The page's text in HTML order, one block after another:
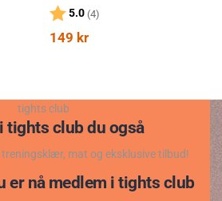
Karakter:
5.0(4)
149 kr
tights club
tights club du også
treningsklær, mat og eksklusive tilbud!
er nå medlem i tights club